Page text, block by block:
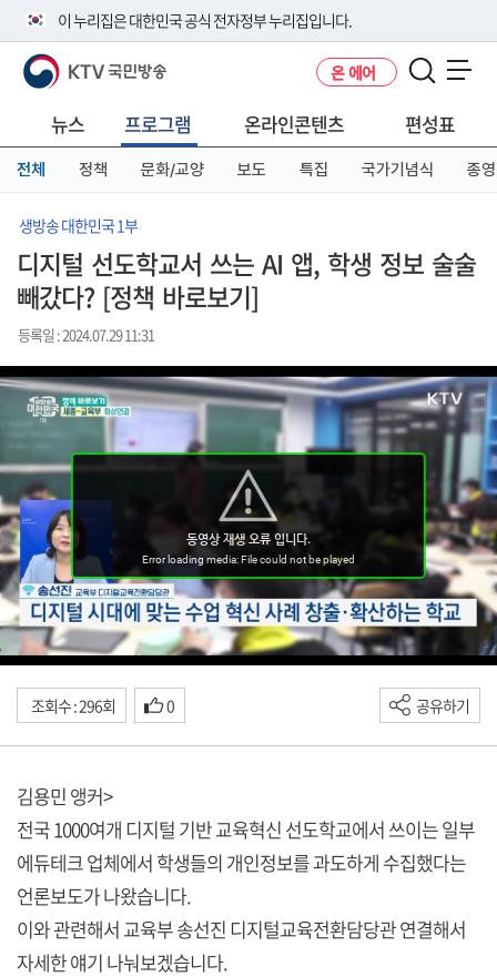
이 누리집은 대한민국 공식 전자정부 누리집입니다.
공식 누리집 주소 확인하기
니다.
이밖에 or.kr 또는 .kr등 다른 도메인 주소를 사용하고 있다면 아래 URL에
서 도메인 주소를 확인해 보세요
KTV 국민방송 온 에어
뉴스 프로그램 온라인콘텐츠 편성표
전체 정책 문화/교양 보도 특집 국가기념식 종영
생방송 대한민국 1부
디지털 선도학교서 쓰는 AI 앱, 학생 정보 술술
빼갔다? [정책 바로보기]
등록일 : 2024.07.29 11:31
조회수 : 296회 0 공유하기
김용민 앵커>
전국 1000여개 디지털 기반 교육혁신 선도학교에서 쓰이는 일부
에듀테크 업체에서 학생들의 개인정보를 과도하게 수집했다는
언론보도가 나왔습니다.
이와 관련해서 교육부 송선진 디지털교육전환담당관 연결해서
자세한 얘기 나눠보겠습니다.